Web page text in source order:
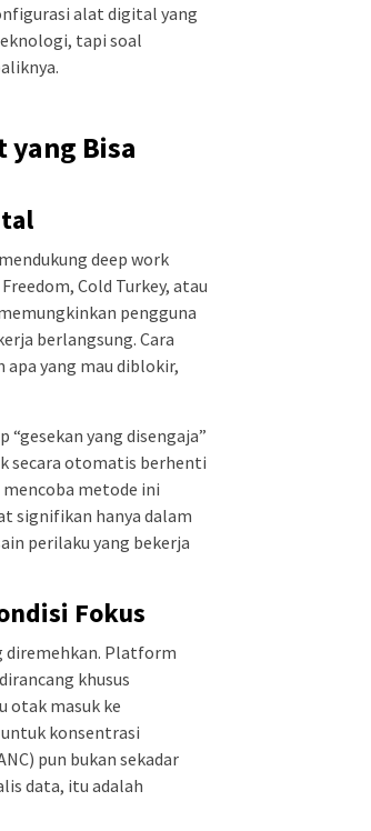
alat digital yang
tapi soal
yang Bisa
deep work
Cold Turkey, atau
pengguna
berlangsung. Cara
apa yang mau diblokir,
yang disengaja”
secara otomatis berhenti
mencoba metode ini
signifikan hanya dalam
perilaku yang bekerja
Fokus
diremehkan. Platform
khusus
otak masuk ke
konsentrasi
pun bukan sekadar
data, itu adalah